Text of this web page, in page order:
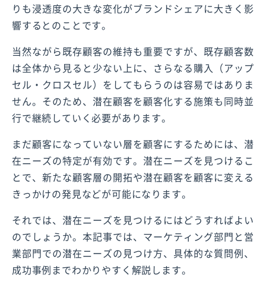
りも浸透度の大きな変化がブランドシェアに大きく影
響するとのことです。
当然ながら既存顧客の維持も重要ですが、既存顧客数
は全体から見ると少ない上に、さらなる購入（アップ
セル・クロスセル）をしてもらうのは容易ではありま
せん。そのため、潜在顧客を顧客化する施策も同時並
行で継続していく必要があります。
まだ顧客になっていない層を顧客にするためには、潜
在ニーズの特定が有効です。潜在ニーズを見つけるこ
とで、新たな顧客層の開拓や潜在顧客を顧客に変える
きっかけの発見などが可能になります。
それでは、潜在ニーズを見つけるにはどうすればよい
のでしょうか。本記事では、マーケティング部門と営
業部門での潜在ニーズの見つけ方、具体的な質問例、
成功事例までわかりやすく解説します。